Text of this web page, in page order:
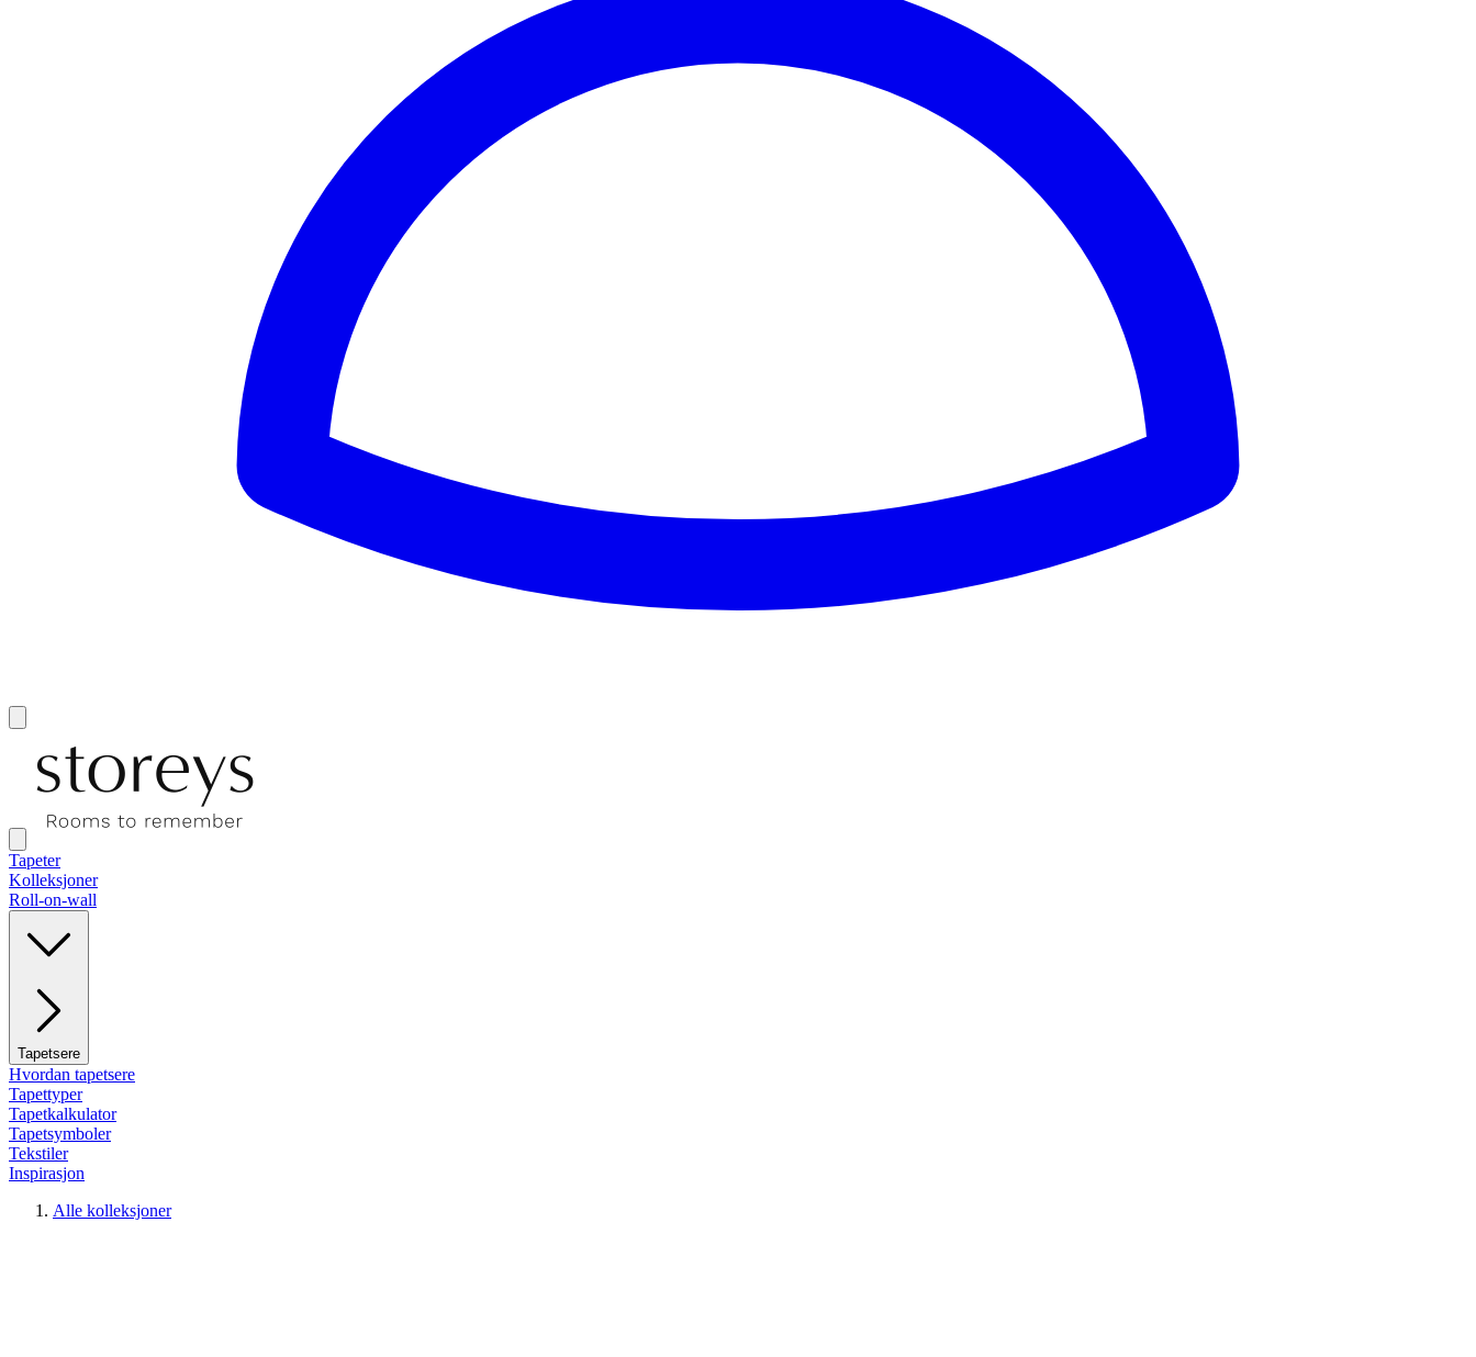
Tapeter
Kolleksjoner
Roll-on-wall
Tapetsere
Hvordan tapetsere
Tapettyper
Tapetkalkulator
Tapetsymboler
Tekstiler
Inspirasjon
Alle kolleksjoner